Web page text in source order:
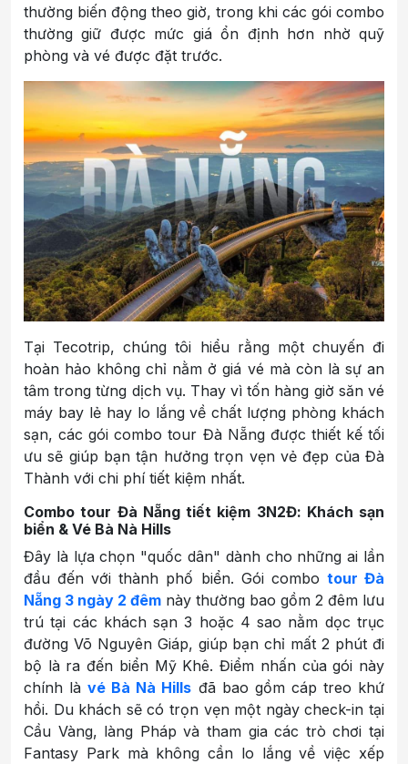
thường biến động theo giờ, trong khi các gói combo
thường giữ được mức giá ổn định hơn nhờ quỹ
phòng và vé được đặt trước.
Tại Tecotrip, chúng tôi hiểu rằng một chuyến đi
hoàn hảo không chỉ nằm ở giá vé mà còn là sự an
tâm trong từng dịch vụ. Thay vì tốn hàng giờ săn vé
máy bay lẻ hay lo lắng về chất lượng phòng khách
sạn, các gói combo tour Đà Nẵng được thiết kế tối
ưu sẽ giúp bạn tận hưởng trọn vẹn vẻ đẹp của Đà
Thành với chi phí tiết kiệm nhất.
Combo tour Đà Nẵng tiết kiệm 3N2Đ: Khách sạn
biển & Vé Bà Nà Hills
Đây là lựa chọn "quốc dân" dành cho những ai lần
đầu đến với thành phố biển. Gói combo tour Đà
Nẵng 3 ngày 2 đêm này thường bao gồm 2 đêm lưu
trú tại các khách sạn 3 hoặc 4 sao nằm dọc trục
đường Võ Nguyên Giáp, giúp bạn chỉ mất 2 phút đi
bộ là ra đến biển Mỹ Khê. Điểm nhấn của gói này
chính làvé Bà Nà Hills đã bao gồm cáp treo khứ
hồi. Du khách sẽ có trọn vẹn một ngày check-in tại
Cầu Vàng, làng Pháp và tham gia các trò chơi tại
Fantasy Park mà không cần lo lắng về việc xếp